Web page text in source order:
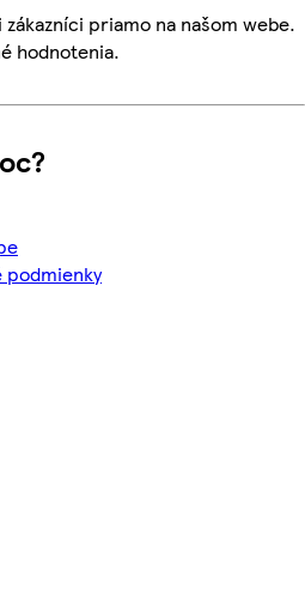
priamo na našom webe.
hodnotenia.
podmienky